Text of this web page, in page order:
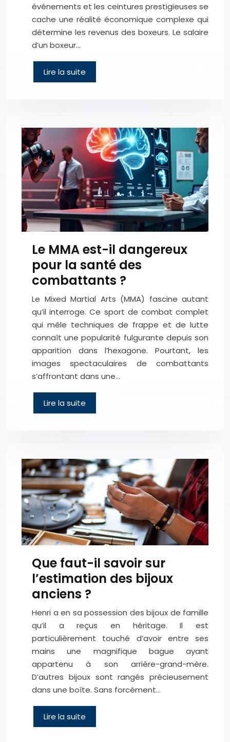
événements et les ceintures prestigieuses se
cache une réalité économique complexe qui
détermine les revenus des boxeurs. Le salaire
d’un boxeur…
Lire la suite
Le MMA est-il dangereux
pour la santé des
combattants ?
Le Mixed Martial Arts (MMA) fascine autant
qu’il interroge. Ce sport de combat complet
qui mêle techniques de frappe et de lutte
connaît une popularité fulgurante depuis son
apparition dans l’hexagone. Pourtant, les
images spectaculaires de combattants
s’affrontant dans une…
Lire la suite
Que faut-il savoir sur
l’estimation des bijoux
anciens ?
Henri a en sa possession des bijoux de famille
qu’il a reçus en héritage. Il est
particulièrement touché d’avoir entre ses
mains une magnifique bague ayant
appartenu à son arrière-grand-mère.
D’autres bijoux sont rangés précieusement
dans une boîte. Sans forcément…
Lire la suite